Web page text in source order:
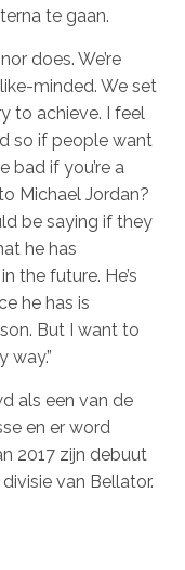
te gaan.
does. We’re
minded. We set
to achieve. I feel
so if people want
bad if you’re a
Michael Jordan?
be saying if they
he has
the future. He’s
he has is
But I want to
als een van de
en er word
2017 zijn debuut
van Bellator.